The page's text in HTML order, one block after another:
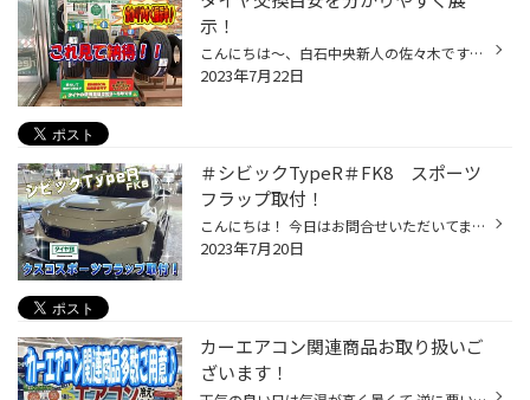
示！
こんにちは～、白石中央新人の佐々木です！ 今回はタイヤ交換目安の展示を改めてご紹介していきます＾＾ タイヤの交換目安ってわからないですよね... 僕もこの会社に入社するまでは知りませんでした笑 ですが！ 当店では写真のように新品から交換目安のタイヤを展示 しており、パネルには劣化が進む...
2023年7月22日
＃シビックTypeR＃FK8 スポーツ
フラップ取付！
こんにちは！ 今日はお問合せいただいてましたシビックTypeR FK8買ったばかりの新車♪ スポーツフラップのお取付をさせて頂きました！ 純正のクリップと付属のクリップでお取付けOK！カラーは赤と黒の展開！ 飛び石などの傷防止もそうですが見た目のやはりあるとなしではちがいますね♪ さりげないの...
2023年7月20日
カーエアコン関連商品お取り扱いご
ざいます！